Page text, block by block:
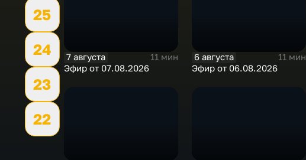
25
24
23
22
7 августа
11 мин
Эфир от 07.08.2026
6 августа
11 мин
Эфир от 06.08.2026